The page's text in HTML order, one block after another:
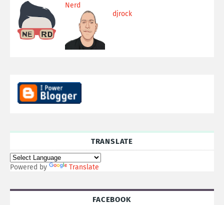
Nerd
djrock
TRANSLATE
Powered by Translate
FACEBOOK